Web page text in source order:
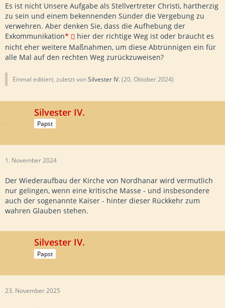
Es ist nicht Unsere Aufgabe als Stellvertreter Christi, hartherzig
zu sein und einem bekennenden Sünder die Vergebung zu
verwehren. Aber denken Sie, dass die Aufhebung der
Exkommunikation*
hier der richtige Weg ist oder braucht es
nicht eher weitere Maßnahmen, um diese Abtrünnigen ein für
alle Mal auf den rechten Weg zurückzuweisen?
Einmal editiert, zuletzt vonSilvester IV.(20. Oktober 2024)
Silvester IV.
Papst
1. November 2024
Der Wiederaufbau der Kirche von Nordhanar wird vermutlich
nur gelingen, wenn eine kritische Masse - und insbesondere
auch der sogenannte Kaiser - hinter dieser Rückkehr zum
wahren Glauben stehen.
Silvester IV.
Papst
23. November 2025